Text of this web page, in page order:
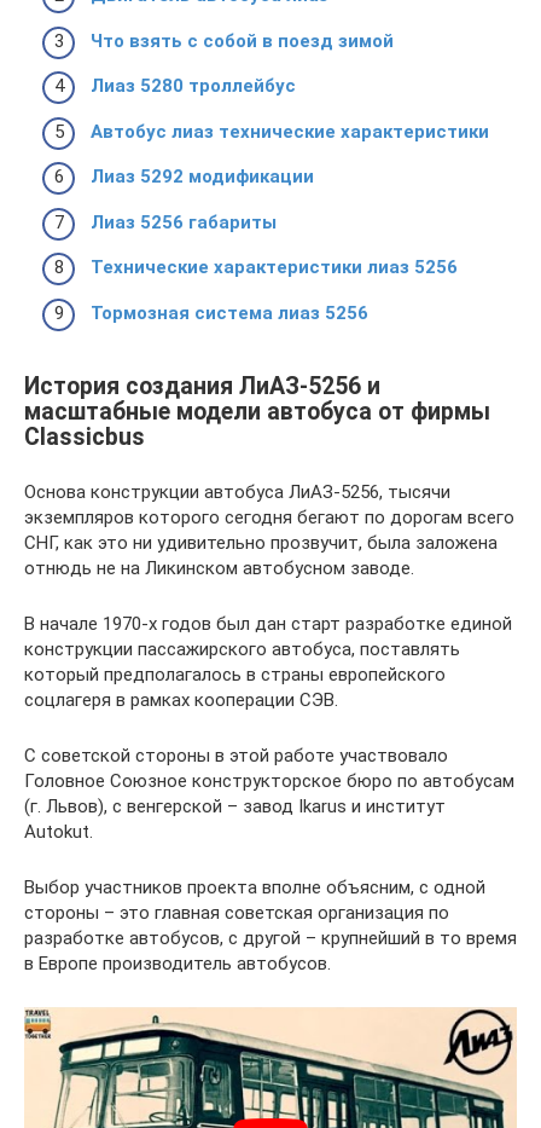
Что взять с собой в поезд зимой
Лиаз 5280 троллейбус
Автобус лиаз технические характеристики
Лиаз 5292 модификации
Лиаз 5256 габариты
Технические характеристики лиаз 5256
Тормозная система лиаз 5256
История создания ЛиАЗ-5256 и
масштабные модели автобуса от фирмы
Classicbus
Основа конструкции автобуса ЛиАЗ-5256, тысячи
экземпляров которого сегодня бегают по дорогам всего
СНГ, как это ни удивительно прозвучит, была заложена
отнюдь не на Ликинском автобусном заводе.
В начале 1970-х годов был дан старт разработке единой
конструкции пассажирского автобуса, поставлять
который предполагалось в страны европейского
соцлагеря в рамках кооперации СЭВ.
С советской стороны в этой работе участвовало
Головное Союзное конструкторское бюро по автобусам
(г. Львов), с венгерской – завод Ikarus и институт
Autokut.
Выбор участников проекта вполне объясним, с одной
стороны – это главная советская организация по
разработке автобусов, с другой – крупнейший в то время
в Европе производитель автобусов.